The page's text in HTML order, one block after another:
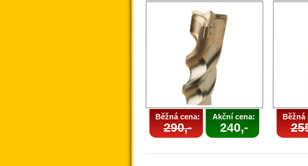
Běžná cena:
290,-
Akční cena:
240,-
Běžná